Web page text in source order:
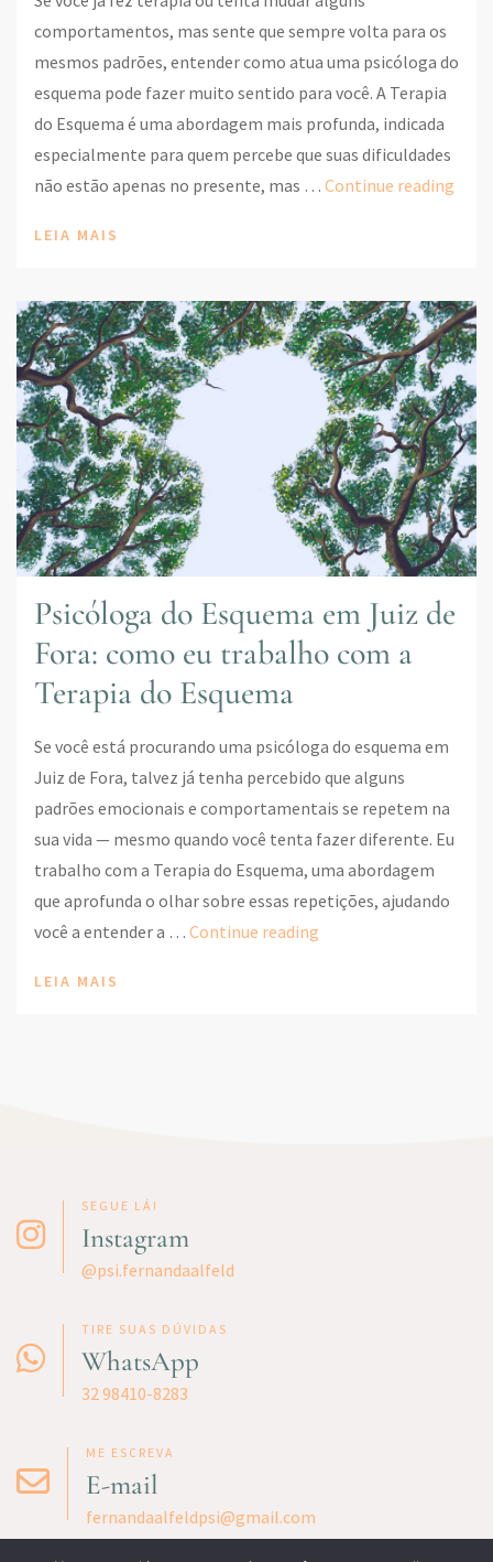
comportamentos, mas sente que sempre volta para os
mesmos padrões, entender como atua uma psicóloga do
esquema pode fazer muito sentido para você. A Terapia
do Esquema é uma abordagem mais profunda, indicada
especialmente para quem percebe que suas dificuldades
não estão apenas no presente, mas … Continue reading
atua
e
essa
LEIA MAIS
Psicóloga do Esquema em Juiz de
Fora: como eu trabalho com a
Terapia do Esquema
Se você está procurando uma psicóloga do esquema em
Juiz de Fora, talvez já tenha percebido que alguns
padrões emocionais e comportamentais se repetem na
sua vida — mesmo quando você tenta fazer diferente. Eu
trabalho com a Terapia do Esquema, uma abordagem
que aprofunda o olhar sobre essas repetições, ajudando
você a entender a … Continue reading
LEIA MAIS
SEGUE LÁ!
Instagram
@psi.fernandaalfeld
TIRE SUAS DÚVIDAS
WhatsApp
32 98410-8283
ME ESCREVA
E-mail
fernandaalfeldpsi@gmail.com